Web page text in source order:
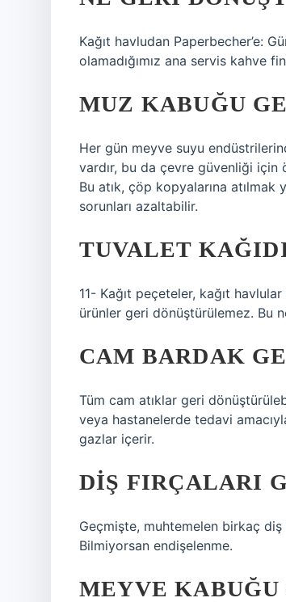
Kağıt havludan Paperbecher’e:
olamadığımız ana servis kahve
MUZ KABUĞU
Her gün meyve suyu
vardır, bu da çevre güvenliği
Bu atık, çöp kopyalarına
sorunları azaltabilir.
TUVALET
11- Kağıt peçeteler, kağıt
ürünler geri dönüştürülemez. Bu
CAM BARDAK
Tüm cam atıklar geri
veya hastanelerde tedavi
gazlar içerir.
DIŞ FIRÇALARI
Geçmişte, muhtemelen birkaç diş
Bilmiyorsan endişelenme.
MEYVE